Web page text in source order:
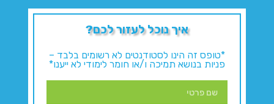
איך נוכל לעזור לכם?
*טופס זה הינו לסטודנטים לא רשומים בלבד –
פניות בנושא תמיכה ו/או חומר לימודי לא ייענו*